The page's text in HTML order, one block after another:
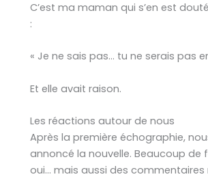
C’est ma maman qui s’en est
:
« Je ne sais pas… tu ne serais pas
Et elle avait raison.
Les réactions autour de nous
Après la première échographie,
annoncé la nouvelle. Beaucoup de
oui… mais aussi des commentaires